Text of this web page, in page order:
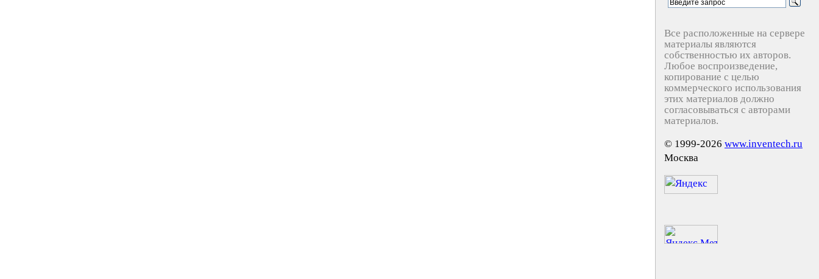
Все расположенные на сервере
материалы являются
собственностью их авторов.
Любое воспроизведение,
копирование с целью
коммерческого использования
этих материалов должно
согласовываться с авторами
материалов.
© 1999-2026 www.inventech.ru
Москва